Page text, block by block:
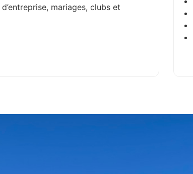
mariages, clubs et